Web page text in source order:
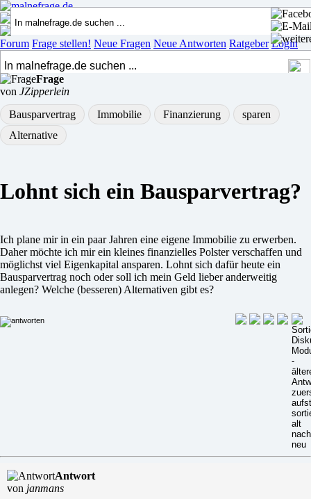
Forum Frage stellen! Neue Fragen Neue Antworten Ratgeber Login
Frage
von JZipperlein
Bausparvertrag
Immobilie Finanzierung
sparen
Alternative
Lohnt sich ein Bausparvertrag?
Ich plane mir in ein paar Jahren eine eigene Immobilie zu erwerben.
Daher möchte ich mir ein kleines finanzielles Polster verschaffen und
möglichst viel Eigenkapital ansparen. Lohnt sich dafür heute ein
Bausparvertrag noch oder soll ich mein Geld lieber anderweitig
anlegen? Welche (besseren) Alternativen gibt es?
Antwort
von janmans